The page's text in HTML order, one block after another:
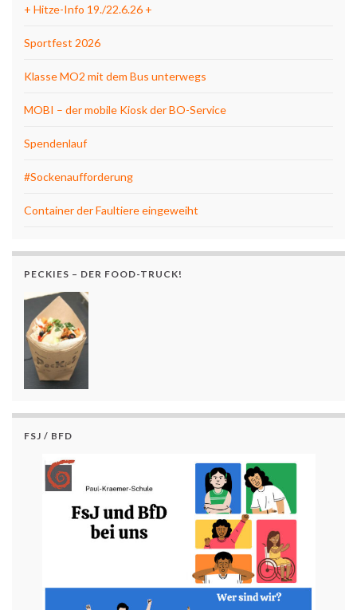
+ Hitze-Info 19./22.6.26 +
Sportfest 2026
Klasse MO2 mit dem Bus unterwegs
MOBI – der mobile Kiosk der BO-Service
Spendenlauf
#Sockenaufforderung
Container der Faultiere eingeweiht
PECKIES – DER FOOD-TRUCK!
FSJ / BFD